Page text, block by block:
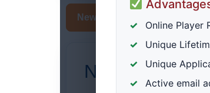
Online Player
Unique
Unique
Active email
New Player Registration / नया
New Player